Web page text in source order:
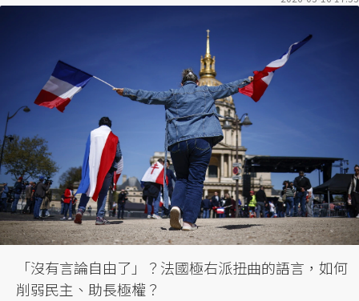
「沒有言論自由了」？法國極右派扭曲的語言，如何
削弱民主、助長極權？